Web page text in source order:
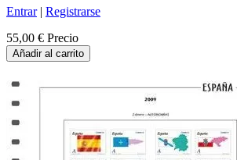
Entrar| Registrarse
55,00 € Precio
Añadir al carrito